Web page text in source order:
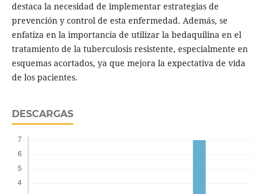
destaca la necesidad de implementar estrategias de
prevención y control de esta enfermedad. Además, se
enfatiza en la importancia de utilizar la bedaquilina en el
tratamiento de la tuberculosis resistente, especialmente en
esquemas acortados, ya que mejora la expectativa de vida
de los pacientes.
DESCARGAS